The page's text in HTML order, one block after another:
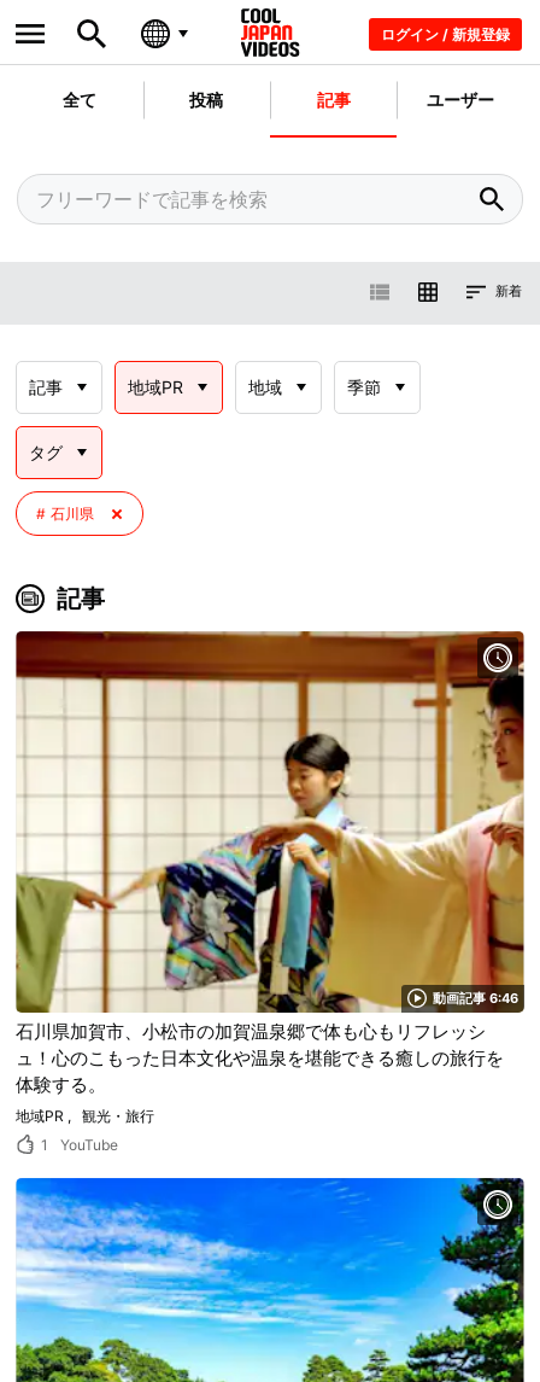
ログイン / 新規登録
全て 投稿 記事 ユーザー
新着
記事 地域PR 地域 季節
タグ
石川県
記事
動画記事 6:46
石川県加賀市、小松市の加賀温泉郷で体も心もリフレッシ
ュ！心のこもった日本文化や温泉を堪能できる癒しの旅行を
体験する。
地域PR
観光・旅行
1
YouTube